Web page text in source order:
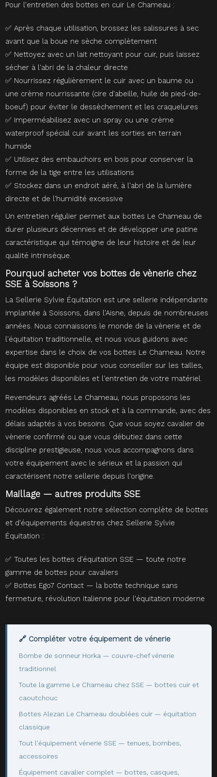
Pour l'entretien des bottes en cuir Le Chameau :
✅ Après chaque utilisation, brossez les salissures à sec
avant que la boue ne sèche complètement
✅ Nettoyez avec un lait nettoyant pour cuir, puis laissez
sécher à l'abri de la chaleur directe
✅ Nourrissez régulièrement le cuir avec un baume ou
une crème nourrissante (cire d'abeille, huile de pied-de-
boeuf) pour éviter le dessèchement et les craquelures
✅ Imperméabilisez avec un spray ou une crème
waterproof spécial cuir avant les sorties en terrain
humide
✅ Utilisez des embauchoirs en bois pour conserver la
forme de la tige entre les utilisations
✅ Stockez dans un endroit aéré, à l'abri de la lumière
directe et de l'humidité excessive
Un entretien régulier permet aux bottes Le Chameau de
durer plusieurs décennies et de développer une patine
caractéristique qui témoigne de leur histoire et de leur
qualité intrinsèque.
Pourquoi acheter vos bottes de vènerie chez
SSE à Soissons ?
La Sellerie Sylvie Équitation est une sellerie indépendante
implantée à Soissons, dans l'Aisne, depuis de nombreuses
années. Nous connaissons le monde de la vènerie et de
l'équitation traditionnelle, et nous vous guidons avec
expertise dans le choix de vos bottes Le Chameau. Notre
équipe est disponible pour vous conseiller sur les tailles,
les modèles disponibles et l'entretien de votre matériel.
Revendeurs agréés Le Chameau, nous proposons les
modèles disponibles en stock et à la commande, avec des
délais adaptés à vos besoins. Que vous soyez cavalier de
vènerie confirmé ou que vous débutiez dans cette
discipline prestigieuse, nous vous accompagnons dans
votre équipement avec le sérieux et la passion qui
caractérisent notre sellerie depuis l'origine.
Maillage — autres produits SSE
Découvrez également notre sélection complète de bottes
et d'équipements équestres chez Sellerie Sylvie
Équitation :
✅Toutes les bottes d'équitation SSE — toute notre
gamme de bottes pour cavaliers
✅ Bottes Ego7 Contact — la botte technique sans
fermeture, révolution italienne pour l'équitation moderne
🔗 Compléter votre équipement de vénerie
Bombe de sonneur Horka — couvre-chef vénerie
traditionnel
Toute la gamme Le Chameau chez SSE — bottes cuir et
caoutchouc
Bottes Alezan Le Chameau doublées cuir — équitation
classique
Tout l'équipement vénerie SSE — tenues, bombes,
accessoires
Équipement cavalier complet — bottes, casques,